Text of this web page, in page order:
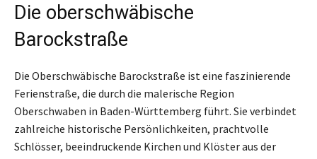
Die oberschwäbische
Barockstraße
Die Oberschwäbische Barockstraße ist eine faszinierende
Ferienstraße, die durch die malerische Region
Oberschwaben in Baden-Württemberg führt. Sie verbindet
zahlreiche historische Persönlichkeiten, prachtvolle
Schlösser, beeindruckende Kirchen und Klöster aus der